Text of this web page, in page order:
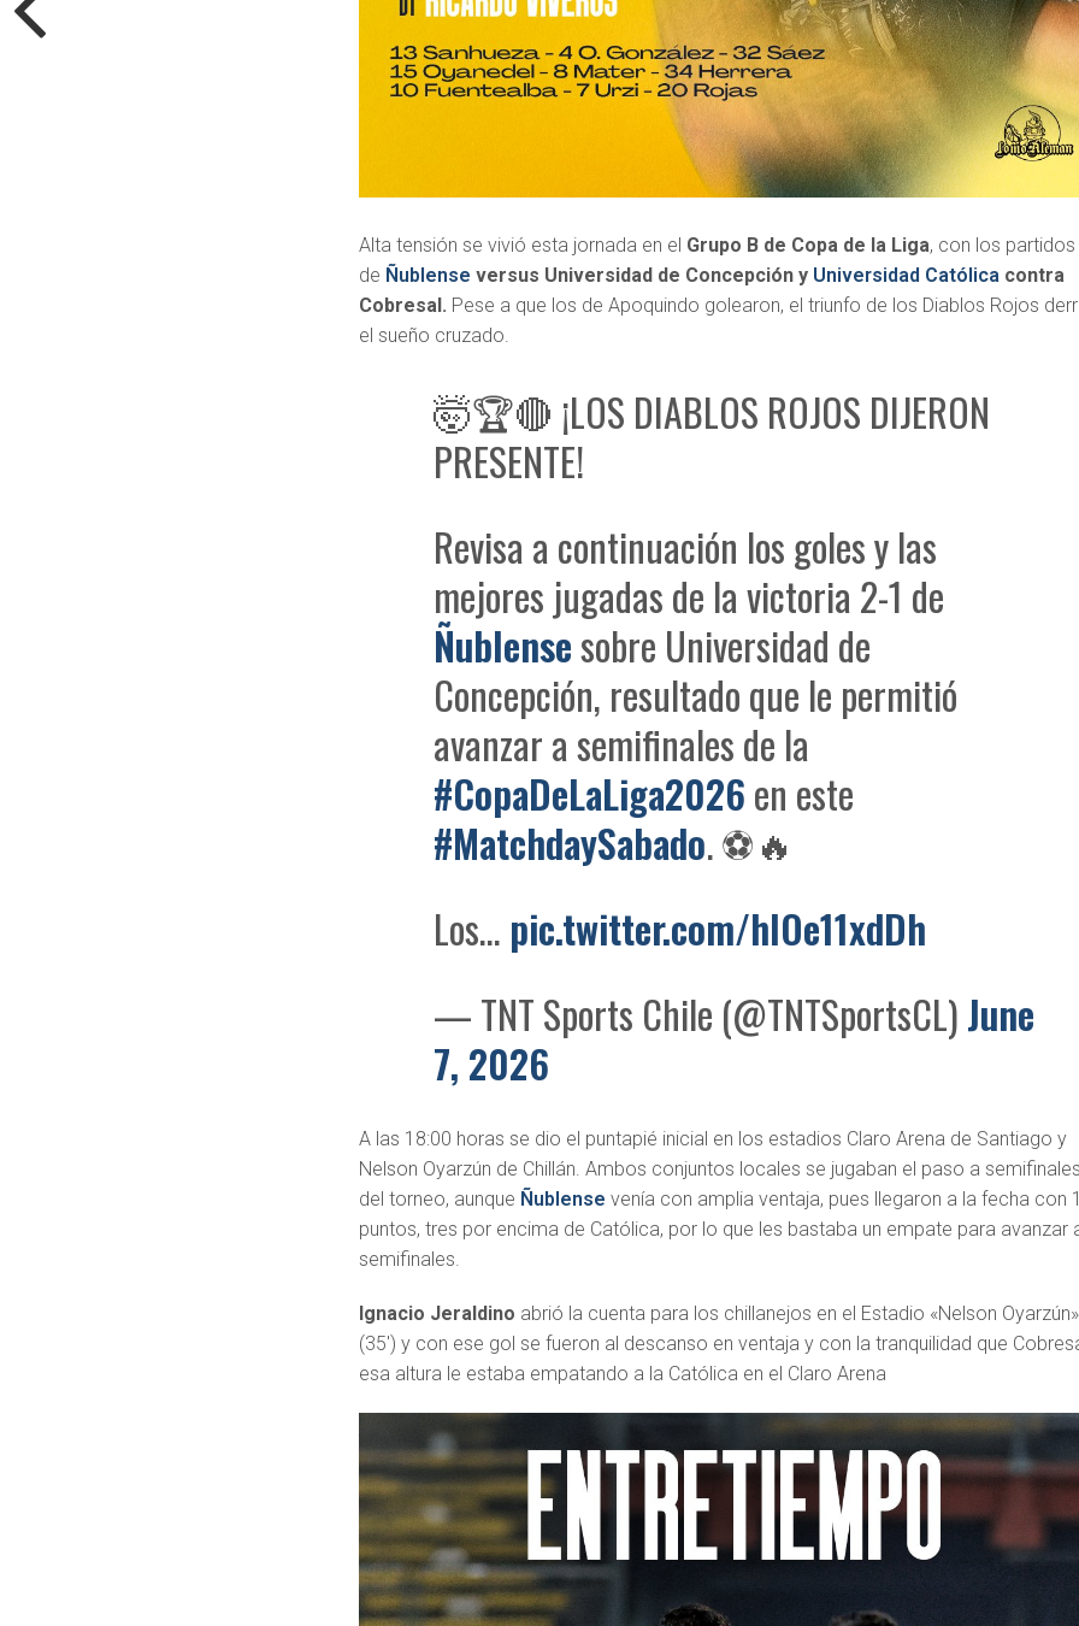
Alta tensión se vivió esta jornada en el Grupo B de Copa de la Liga, con los partidos
de Ñublense versus Universidad de Concepción y Universidad Católica contra
Cobresal. Pese a que los de Apoquindo golearon, el triunfo de los Diablos Rojos
el sueño cruzado.
🤯🏆🔴 ¡LOS DIABLOS ROJOS DIJERON
PRESENTE!
Revisa a continuación los goles y las
mejores jugadas de la victoria 2-1 de
Ñublensesobre Universidad de
Concepción, resultado que le permitió
avanzar a semifinales de la
#CopaDeLaLiga2026en este
#MatchdaySabado. ⚽🔥
Los… pic.twitter.com/hIOe11xdDh
— TNT Sports Chile (@TNTSportsCL)June
7, 2026
A las 18:00 horas se dio el puntapié inicial en los estadios Claro Arena de Santiago y
Nelson Oyarzún de Chillán. Ambos conjuntos locales se jugaban el paso a
del torneo, aunque Ñublense venía con amplia ventaja, pues llegaron a la fecha con
puntos, tres por encima de Católica, por lo que les bastaba un empate para avanzar
semifinales.
Ignacio Jeraldino abrió la cuenta para los chillanejos en el Estadio «Nelson Oyarzún»
(35′) y con ese gol se fueron al descanso en ventaja y con la tranquilidad que
esa altura le estaba empatando a la Católica en el Claro Arena